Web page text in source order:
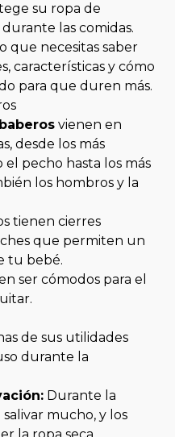
su ropa de
las comidas.
que necesitas saber
características y cómo
para que duren más.
baberos vienen en
desde los más
pecho hasta los más
los hombros y la
tienen cierres
que permiten un
tu bebé.
ser cómodos para el
de sus utilidades
durante la
Durante la
mucho, y los